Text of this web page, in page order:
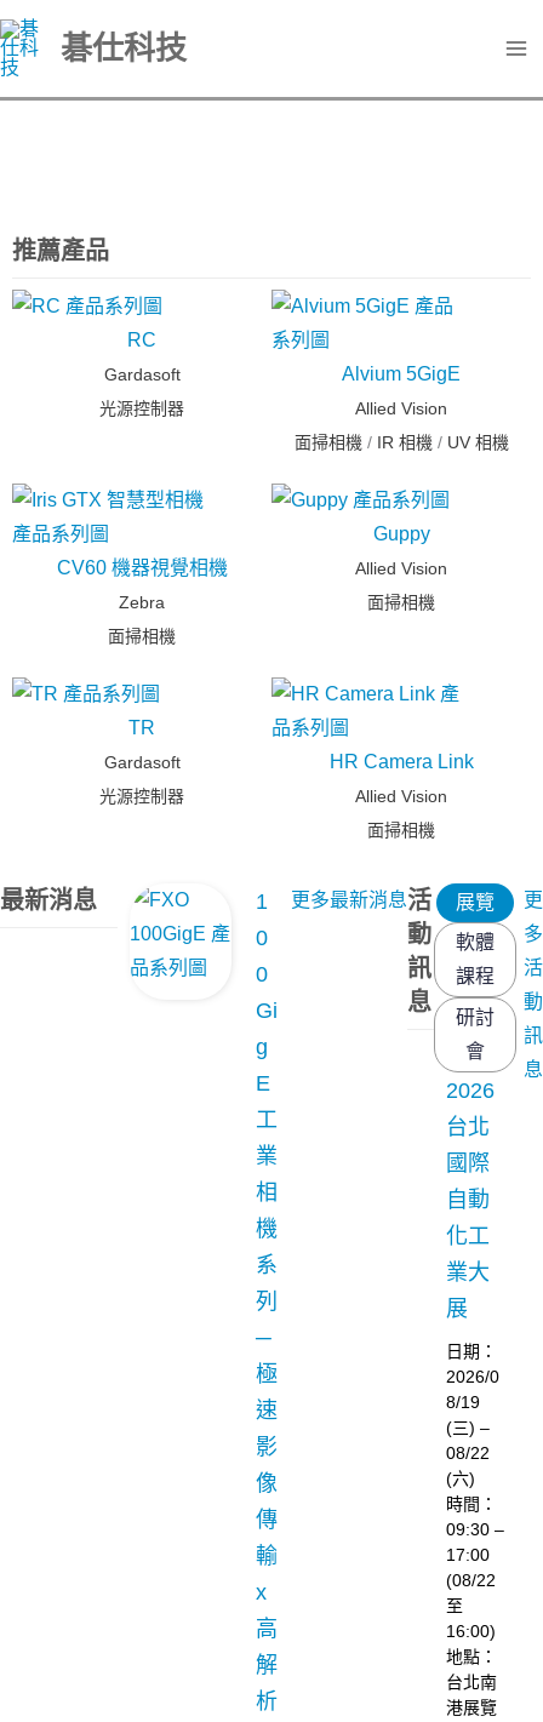
跳
至
主
碁仕科技
推薦產品
RC
Gardasoft
光源控制器
Alvium 5GigE
Allied Vision
面掃相機/ IR 相機/ UV 相機
CV60 機器視覺相機
Zebra
面掃相機
Guppy
Allied Vision
面掃相機
TR
Gardasoft
光源控制器
HR Camera Link
Allied Vision
面掃相機
最新消息
1
0
0
Gi
g
E
工
業
相
機
系
列
─
極
速
影
像
傳
輸
x
高
解
析
更多最新消息活
動
訊
息
展覽
軟體
課程
研討
會
2026
台北
國際
自動
化工
業大
展
日期：
2026/0
8/19
(三) –
08/22
(六)
時間：
09:30 –
17:00
(08/22
至
16:00)
地點：
台北南
港展覽
更
多
活
動
訊
息